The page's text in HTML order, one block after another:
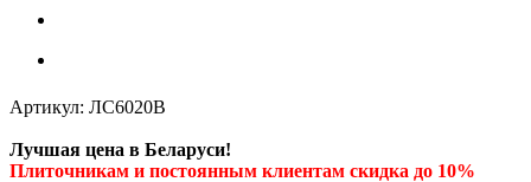
Артикул: ЛС6020В
Лучшая цена в Беларуси!
Плиточникам и постоянным клиентам скидка до 10%